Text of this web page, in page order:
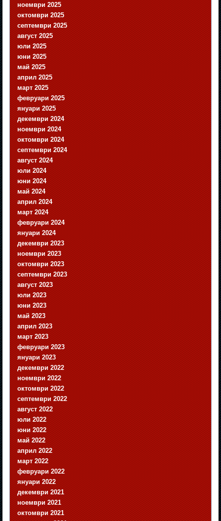
ноември 2025
октомври 2025
септември 2025
август 2025
юли 2025
юни 2025
май 2025
април 2025
март 2025
февруари 2025
януари 2025
декември 2024
ноември 2024
октомври 2024
септември 2024
август 2024
юли 2024
юни 2024
май 2024
април 2024
март 2024
февруари 2024
януари 2024
декември 2023
ноември 2023
октомври 2023
септември 2023
август 2023
юли 2023
юни 2023
май 2023
април 2023
март 2023
февруари 2023
януари 2023
декември 2022
ноември 2022
октомври 2022
септември 2022
август 2022
юли 2022
юни 2022
май 2022
април 2022
март 2022
февруари 2022
януари 2022
декември 2021
ноември 2021
октомври 2021